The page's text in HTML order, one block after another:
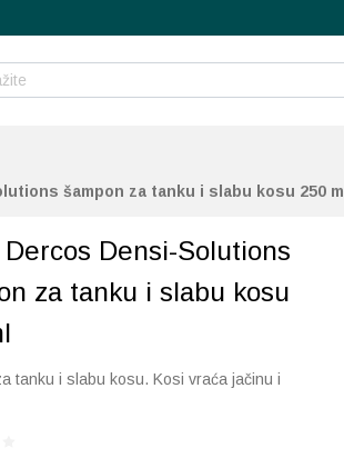
šampon za tanku i slabu kosu 250 ml
Densi-Solutions
za tanku i slabu kosu
tanku i slabu kosu. Kosi vraća jačinu i